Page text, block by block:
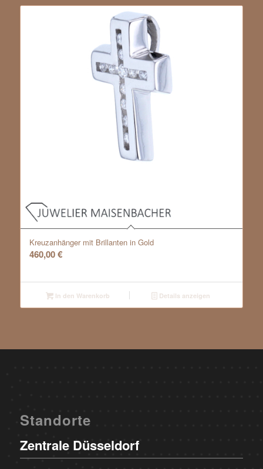
Kreuzanhänger mit Brillanten in Gold
460,00€
In den Warenkorb Details anzeigen
Standorte
Zentrale Düsseldorf